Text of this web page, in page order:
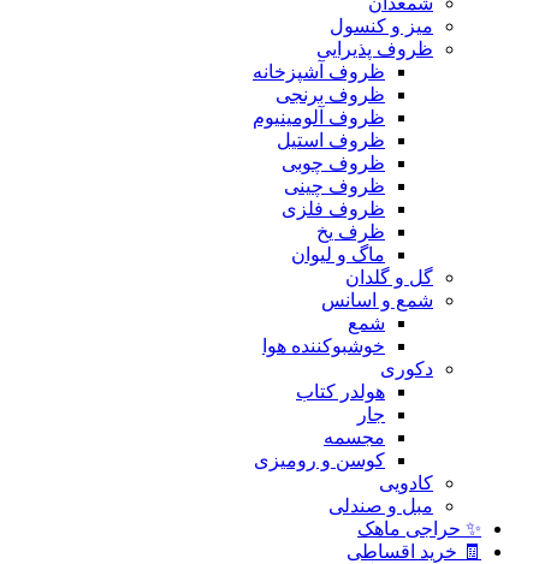
میز و کنسول
ظروف پذیرایی
ظروف آشپزخانه
ظروف برنجی
ظروف آلومینیوم
ظروف استیل
ظروف چوبی
ظروف چینی
ظروف فلزی
ظرف یخ
ماگ و لیوان
گل و گلدان
شمع و اسانس
شمع
خوشبوکننده هوا
دکوری
هولدر کتاب
جار
مجسمه
کوسن و رومیزی
کادویی
مبل و صندلی
✨ حراجی ماهک
🧾 خرید اقساطی